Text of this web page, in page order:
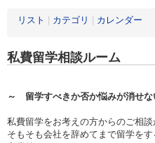
リスト カテゴリ カレンダー
私費留学相談ルーム
～ 留学すべきか否か悩みが消せ
私費留学をお考えの方からのご相談
そもそも会社を辞めてまで留学をす